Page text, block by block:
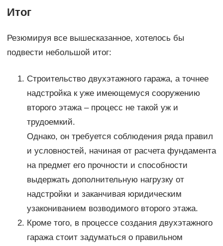
Итог
Резюмируя все вышесказанное, хотелось бы
подвести небольшой итог:
Строительство двухэтажного гаража, а точнее
надстройка к уже имеющемуся сооружению
второго этажа – процесс не такой уж и
трудоемкий.
Однако, он требуется соблюдения ряда правил
и условностей, начиная от расчета фундамента
на предмет его прочности и способности
выдержать дополнительную нагрузку от
надстройки и заканчивая юридическим
узакониванием возводимого второго этажа.
Кроме того, в процессе создания двухэтажного
гаража стоит задуматься о правильном